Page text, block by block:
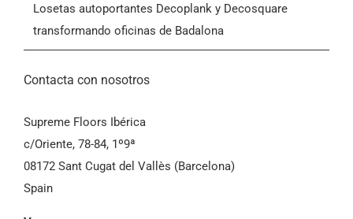
Losetas autoportantes Decoplank y Decosquare
transformando oficinas de Badalona
Contacta con nosotros
Supreme Floors Ibérica
c/Oriente, 78-84, 1º9ª
08172 Sant Cugat del Vallès (Barcelona)
Spain